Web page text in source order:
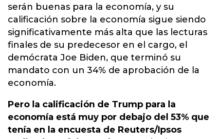
serán buenas para la economía, y su
calificación sobre la economía sigue siendo
significativamente más alta que las lecturas
finales de su predecesor en el cargo, el
demócrata Joe Biden, que terminó su
mandato con un 34% de aprobación de la
economía.
Pero la calificación de Trump para la
economía está muy por debajo del 53% que
tenía en la encuesta de Reuters/Ipsos